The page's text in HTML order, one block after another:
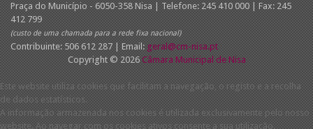
Praça do Município - 6050-358 Nisa | Telefone: 245 410 000 | Fax: 245
412 799
(custo de uma chamada para a rede fixa nacional)
Contribuinte: 506 612 287 | Email: geral@cm-nisa.pt
Copyright © 2026 Câmara Municipal de Nisa
Este website utiliza cookies que facilitam a navegação, o registo e a recolha
de dados estatísticos.
A informação armazenada nos cookies é utilizada exclusivamente pelo nosso
website. Ao navegar com os cookies ativos consente a sua utilização.